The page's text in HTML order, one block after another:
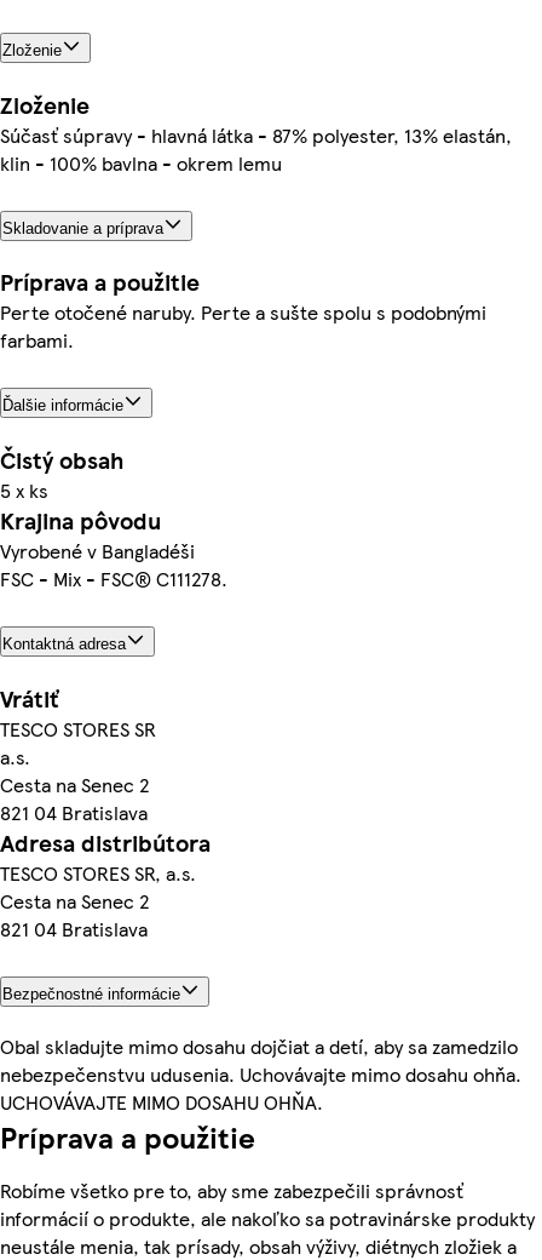
Zloženie
Zloženie
Súčasť súpravy - hlavná látka - 87% polyester, 13% elastán,
klin - 100% bavlna - okrem lemu
Skladovanie a príprava
Príprava a použitie
Perte otočené naruby. Perte a sušte spolu s podobnými
farbami.
Ďalšie informácie
Čistý obsah
5 x ks
Krajina pôvodu
Vyrobené v Bangladéši
FSC - Mix - FSC® C111278.
Kontaktná adresa
Vrátiť
TESCO STORES SR
a.s.
Cesta na Senec 2
821 04 Bratislava
Adresa distribútora
TESCO STORES SR, a.s.
Cesta na Senec 2
821 04 Bratislava
Bezpečnostné informácie
Obal skladujte mimo dosahu dojčiat a detí, aby sa zamedzilo
nebezpečenstvu udusenia. Uchovávajte mimo dosahu ohňa.
UCHOVÁVAJTE MIMO DOSAHU OHŇA.
Príprava a použitie
Robíme všetko pre to, aby sme zabezpečili správnosť
informácií o produkte, ale nakoľko sa potravinárske produkty
neustále menia, tak prísady, obsah výživy, diétnych zložiek a